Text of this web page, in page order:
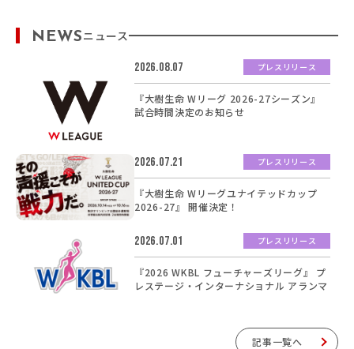
NEWSニュース
2026.08.07 プレスリリース
『大樹生命 Wリーグ 2026-27シーズン』
試合時間決定のお知らせ
2026.07.21 プレスリリース
『大樹生命 Wリーグユナイテッドカップ
2026-27』 開催決定！
2026.07.01 プレスリリース
『2026 WKBL フューチャーズリーグ』 プ
レステージ・インターナショナル アランマ
記事一覧へ